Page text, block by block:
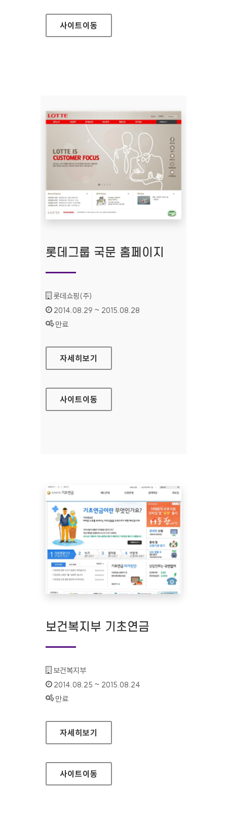
사이트이동
롯데그룹 국문 홈페이지
기관명 :
롯데쇼핑(주)
인증기간 :
2014.08.29 ~ 2015.08.28
상태 :
만료
롯데그룹 국문 홈페이지
자세히보기
사이트이동
보건복지부 기초연금
기관명 :
보건복지부
인증기간 :
2014.08.25 ~ 2015.08.24
상태 :
만료
보건복지부 기초연금
자세히보기
사이트이동